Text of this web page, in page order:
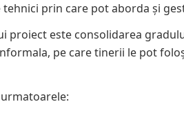
prin care pot aborda și
proiect este consolidarea
pe care tinerii le pot